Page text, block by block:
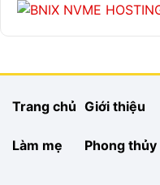
Trang chủ Giới thiệu
Làm mẹ Phong thủy